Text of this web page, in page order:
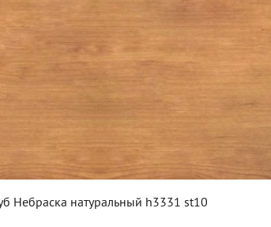
Небраска натуральный h3331 st10